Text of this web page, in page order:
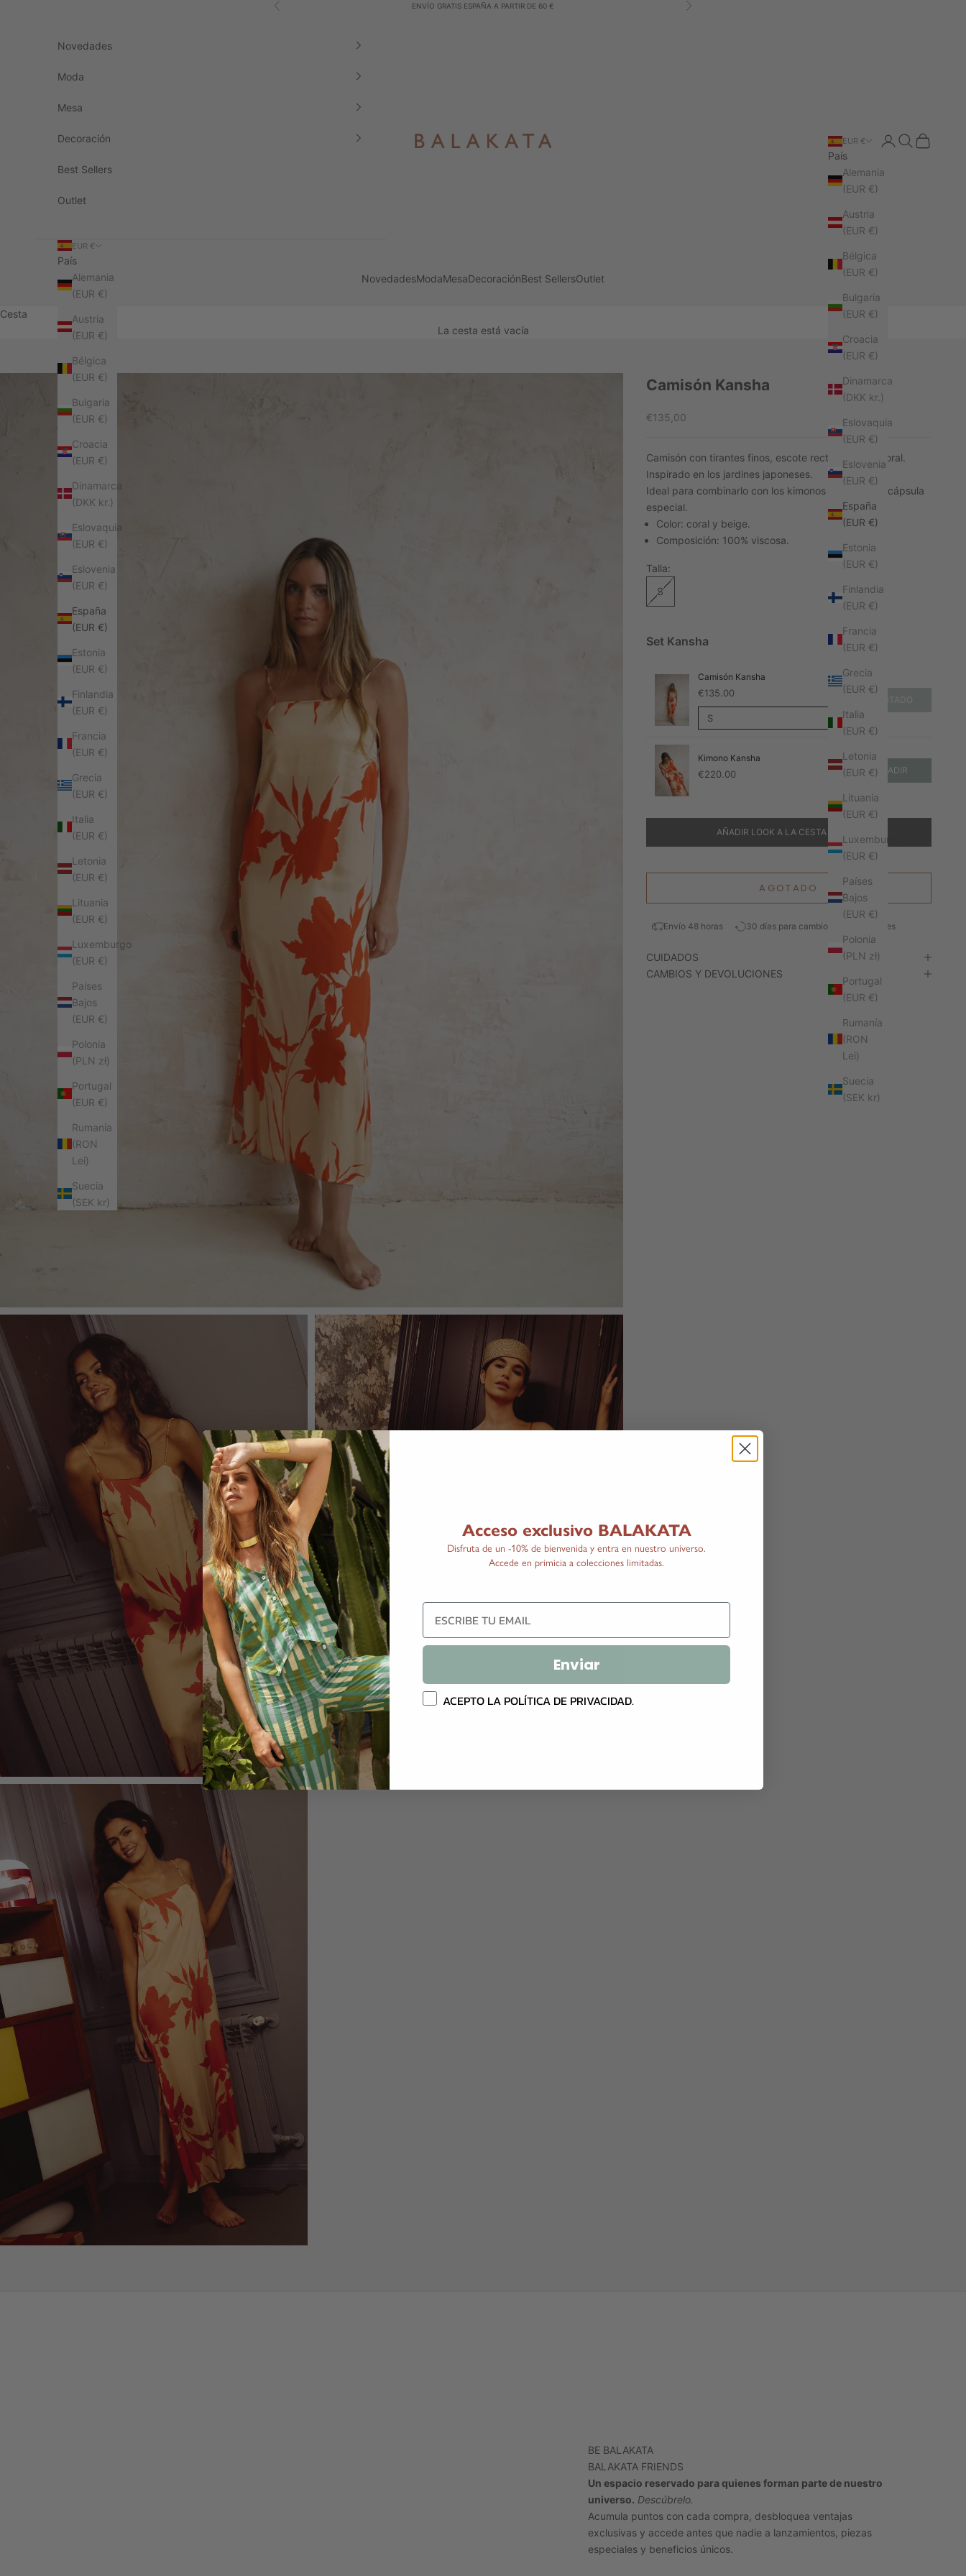
Anterior ENVÍO GRATIS ESPAÑA A PARTIR DE 60 € Siguiente
Balakata España
NovedadesModaMesaDecoraciónBest SellersOutlet
EUR €
País
Alemania
(EUR €)
Austria
(EUR €)
Bélgica
(EUR €)
Bulgaria
(EUR €)
Croacia
(EUR €)
Dinamarca
(DKK kr.)
Eslovaquia
(EUR €)
Eslovenia
(EUR €)
España
(EUR €)
Estonia
(EUR €)
Finlandia
(EUR €)
Francia
(EUR €)
Grecia
(EUR €)
Italia
(EUR €)
Letonia
(EUR €)
Lituania
(EUR €)
Luxemburgo
(EUR €)
Países
Bajos
(EUR €)
Polonia
(PLN zł)
Portugal
(EUR €)
Rumanía
(RON
Lei)
Suecia
(SEK kr)
Iniciar sesión
Buscar
Cesta
Novedades
Moda
Mesa
Decoración
Best Sellers
Outlet
EUR €
País
Alemania
(EUR €)
Austria
(EUR €)
Bélgica
(EUR €)
Bulgaria
(EUR €)
Croacia
(EUR €)
Dinamarca
(DKK kr.)
Eslovaquia
(EUR €)
Eslovenia
(EUR €)
España
(EUR €)
Estonia
(EUR €)
Finlandia
(EUR €)
Francia
(EUR €)
Grecia
(EUR €)
Italia
(EUR €)
Letonia
(EUR €)
Lituania
(EUR €)
Luxemburgo
(EUR €)
Países
Bajos
(EUR €)
Polonia
(PLN zł)
Portugal
(EUR €)
Rumanía
(RON
Lei)
Suecia
(SEK kr)
Cesta
La cesta está vacía
Camisón Kansha
Precio de oferta
€135,00
Camisón con tirantes finos, escote recto y diseño floral.
Inspirado en los jardines japoneses.
Ideal para combinarlo con los kimonos de la misma cápsula
especial.
Color: coral y beige.
Composición: 100% viscosa.
Talla:
S
Set Kansha
Camisón Kansha
€135.00
AGOTADO
Kimono Kansha
€220.00 AÑADIR
AÑADIR LOOK A LA CESTA
AGOTADO
Envío 48 horas 30 días para cambios y devoluciones
CUIDADOS
CAMBIOS Y DEVOLUCIONES
BE BALAKATA
BALAKATA FRIENDS
Un espacio reservado para quienes forman parte de nuestro
universo. Descúbrelo.
Acumula puntos con cada compra, desbloquea ventajas
exclusivas y accede antes que nadie a lanzamientos, piezas
especiales y beneficios únicos.
Acceso exclusivo BALAKATA
Disfruta de un -10% de bienvenida y entra en nuestro universo.
Accede en primicia a colecciones limitadas.
Email
Enviar
Política privacidad
ACEPTO LA POLÍTICA DE PRIVACIDAD.